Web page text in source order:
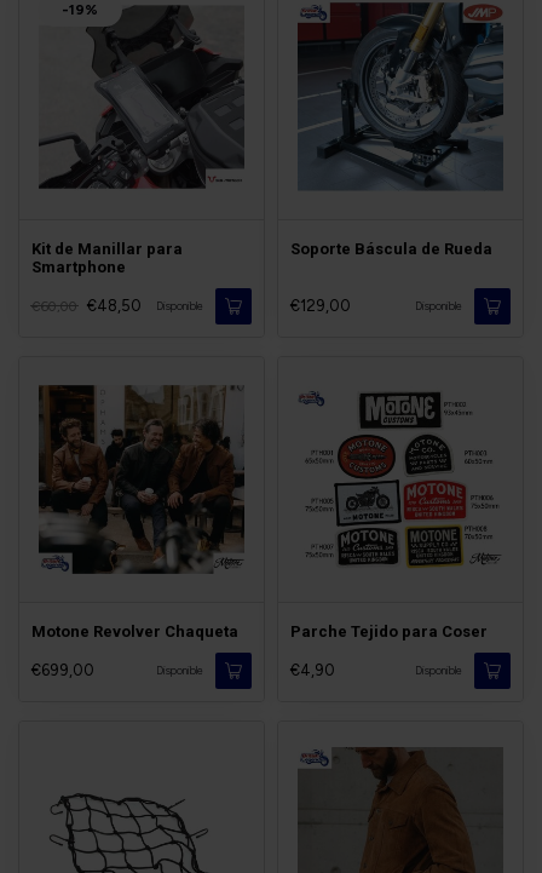
-19%
Kit de Manillar para
Smartphone
€60,00 €48,50 Disponible
Soporte Báscula de Rueda
€129,00 Disponible
Motone Revolver Chaqueta
€699,00 Disponible
Parche Tejido para Coser
€4,90 Disponible